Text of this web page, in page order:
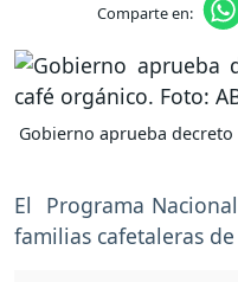
Comparte en:
Gobierno aprueba
El Programa
familias cafetaleras